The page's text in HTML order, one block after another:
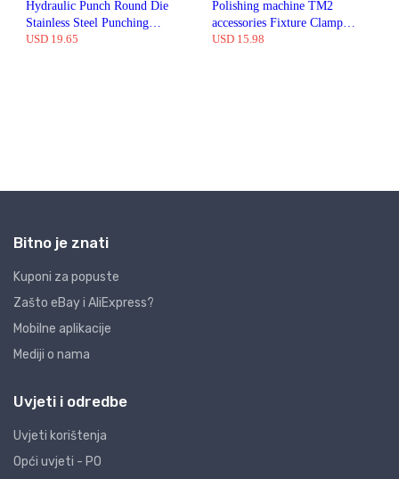
Bitno je znati
Kuponi za popuste
Zašto eBay i AliExpress?
Mobilne aplikacije
Mediji o nama
Uvjeti i odredbe
Uvjeti korištenja
Opći uvjeti - PO